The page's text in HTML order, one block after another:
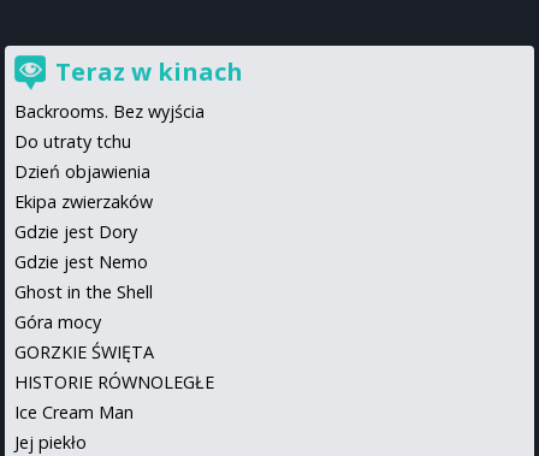
Teraz w kinach
Backrooms. Bez wyjścia
Do utraty tchu
Dzień objawienia
Ekipa zwierzaków
Gdzie jest Dory
Gdzie jest Nemo
Ghost in the Shell
Góra mocy
GORZKIE ŚWIĘTA
HISTORIE RÓWNOLEGŁE
Ice Cream Man
Jej piekło